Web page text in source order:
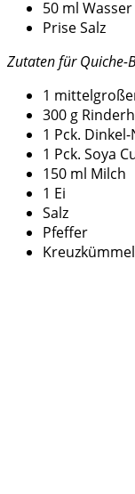
50 ml Wasser
Prise Salz
Zutaten für Quiche-
1
300 g
1 Pck.
1 Pck. Soya
150 ml Milch
1 Ei
Salz
Pfeffer
Kreuzkümmel